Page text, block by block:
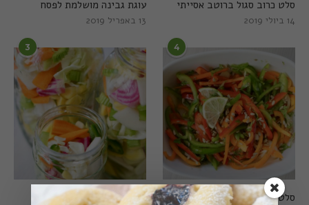
עוגת גבינה מושלמת לפסח
13 באפריל 2019
סלט כרוב סגול ברוטב אסייתי
14 ביולי 2019
3
חמוצים מהירים
4
סלט פלפלים טרי וצבעוני